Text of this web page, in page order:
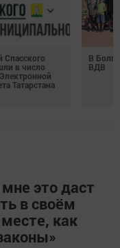
Спасского
в число
Татарстана
В
ВДВ
это даст
в своём
как